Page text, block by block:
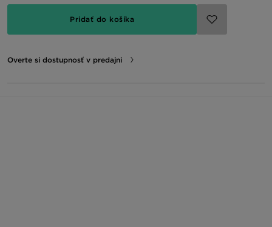
Pridať do košíka
Overte si dostupnosť v predajni